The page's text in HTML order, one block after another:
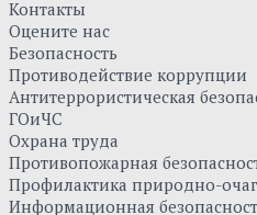
Контакты
Оцените нас
Безопасность
Противодействие коррупции
Антитеррористическая
ГОиЧС
Охрана труда
Противопожарная
Профилактика природно-
Информационная